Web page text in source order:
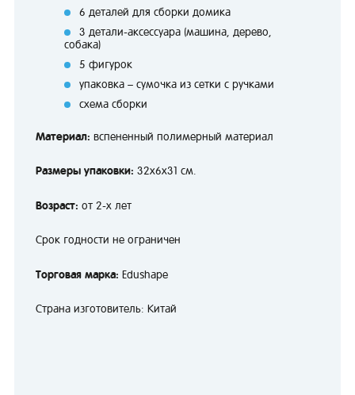
6 деталей для сборки домика
3 детали-аксессуара (машина, дерево,
собака)
5 фигурок
упаковка – сумочка из сетки с ручками
схема сборки
Материал: вспененный полимерный материал
Размеры упаковки: 32x6x31 см.
Возраст: от 2-х лет
Срок годности не ограничен
Торговая марка: Edushape
Страна изготовитель: Китай